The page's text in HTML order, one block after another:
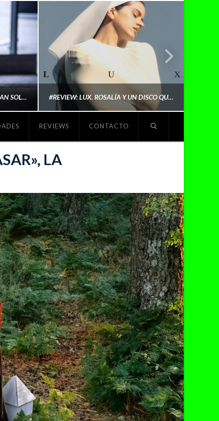
LYKI: “NO QUIERO QUE ME DEFINAN SOLO POR SER REIVINDICATIVA. QUIERO QUE ME ESCUCHEN PORQUE DISFRUTO HACIENDO MI MÚSICA” #REVIEW: LUX. ROSALÍA Y UN DISCO QUE REDEFINE LO QUE SIGNIFICA SER ARTISTA
REVIEWS CONTACTO
LA